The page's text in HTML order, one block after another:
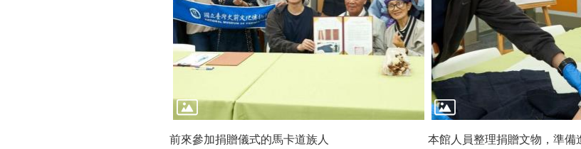
前來參加捐贈儀式的馬卡道族人 本館人員整理捐贈文物，準備